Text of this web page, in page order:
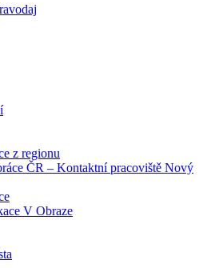
z regionu
ČR – Kontaktní pracoviště Nový
V Obraze